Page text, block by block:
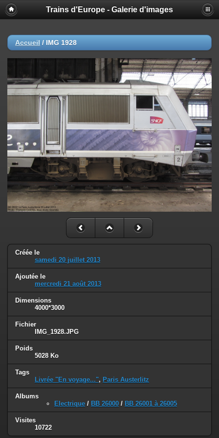
Trains d'Europe - Galerie d'images
Accueil / IMG 1928
Créée le
samedi 20 juillet 2013
Ajoutée le
mercredi 21 août 2013
Dimensions
4000*3000
Fichier
IMG_1928.JPG
Poids
5028 Ko
Tags
Livrée "En voyage...", Paris Austerlitz
Albums
Electrique / BB 26000 / BB 26001 à 26005
Visites
10722